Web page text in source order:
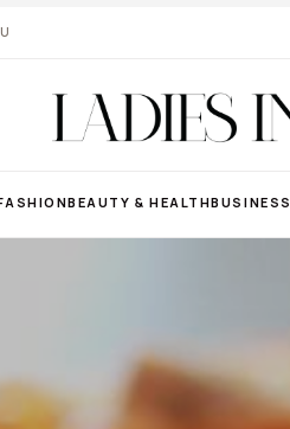
BEAUTY & HEALTHBUSINESS